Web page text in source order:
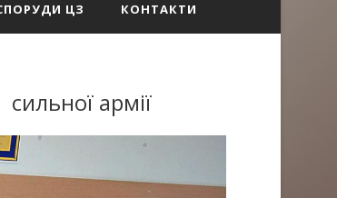
ЦЗ КОНТАКТИ
армії